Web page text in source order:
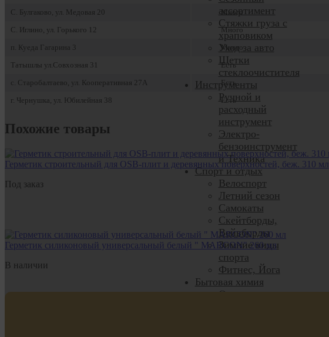
ассортимент
Стяжки груза с
храповиком
Уход за авто
Щетки
стеклоочистителя
Инструменты
Ручной и
расходный
инструмент
Электро-
бензоинструмент
и Техника
Спорт и отдых
Велоспорт
Летний сезон
Самокаты
Скейтборды,
Вейвборды
Зимние виды
спорта
Фитнес, Йога
Бытовая химия
Освежители и
С. Булгаково, ул. Медовая 20
Много
С. Иглино, ул. Горького 12
Много
п. Куеда Гагарина 3
Много
Татышлы ул.Совхозная 31
Есть
с. Старобалтаево, ул. Кооперативная 27А
Есть
г. Чернушка, ул. Юбилейная 38
Есть
Похожие товары
Герметик строительный для OSB-плит и деревянных поверхностей, беж. 310 мл
Под заказ
Герметик силиконовый универсальный белый " MARCON" 260 мл
В наличии